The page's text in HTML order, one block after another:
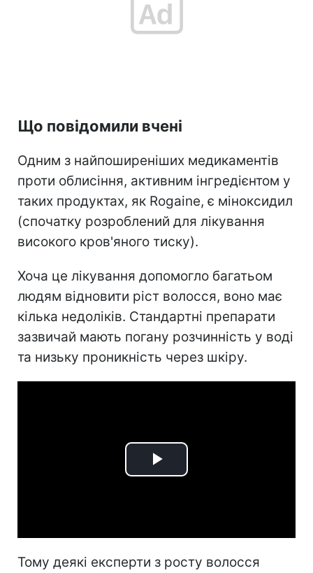
Що повідомили вчені
Одним з найпоширеніших медикаментів
проти облисіння, активним інгредієнтом у
таких продуктах, як Rogaine, є міноксидил
(спочатку розроблений для лікування
високого кров'яного тиску).
Хоча це лікування допомогло багатьом
людям відновити ріст волосся, воно має
кілька недоліків. Стандартні препарати
зазвичай мають погану розчинність у воді
та низьку проникність через шкіру.
Play
Тому деякі експерти з росту волосся